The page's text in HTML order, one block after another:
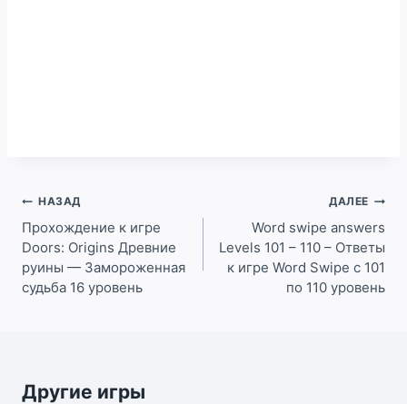
Навигация
по
записям
НАЗАД
Прохождение к игре
Doors: Origins Древние
руины — Замороженная
судьба 16 уровень
ДАЛЕЕ
Word swipe answers
Levels 101 – 110 – Ответы
к игре Word Swipe с 101
по 110 уровень
Другие игры